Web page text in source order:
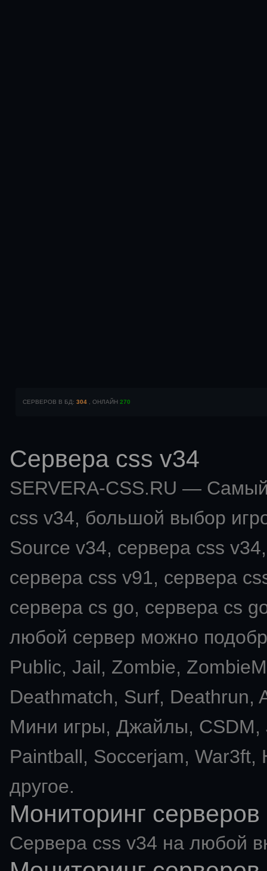
СЕРВЕРОВ В БД: 304 , ОНЛАЙН 270
Сервера css v34
SERVERA-CSS.RU —
css v34, большой выбор
Source v34, сервера css
сервера css v91, сервера
сервера cs go, сервера cs
любой сервер можно
Public, Jail, Zombie,
Deathmatch, Surf, Deathrun,
Мини игры, Джайлы, CSDM,
Paintball, Soccerjam, War3ft,
другое.
Мониторинг
Сервера css v34 на любой